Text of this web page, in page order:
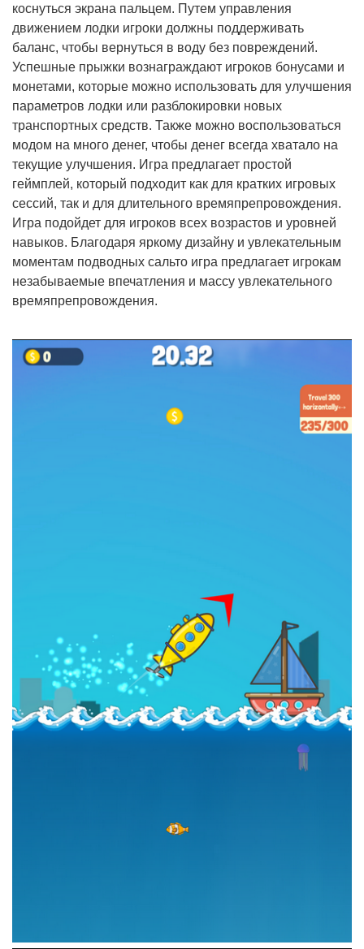
коснуться экрана пальцем. Путем управления
движением лодки игроки должны поддерживать
баланс, чтобы вернуться в воду без повреждений.
Успешные прыжки вознаграждают игроков бонусами и
монетами, которые можно использовать для улучшения
параметров лодки или разблокировки новых
транспортных средств. Также можно воспользоваться
модом на много денег, чтобы денег всегда хватало на
текущие улучшения. Игра предлагает простой
геймплей, который подходит как для кратких игровых
сессий, так и для длительного времяпрепровождения.
Игра подойдет для игроков всех возрастов и уровней
навыков. Благодаря яркому дизайну и увлекательным
моментам подводных сальто игра предлагает игрокам
незабываемые впечатления и массу увлекательного
времяпрепровождения.